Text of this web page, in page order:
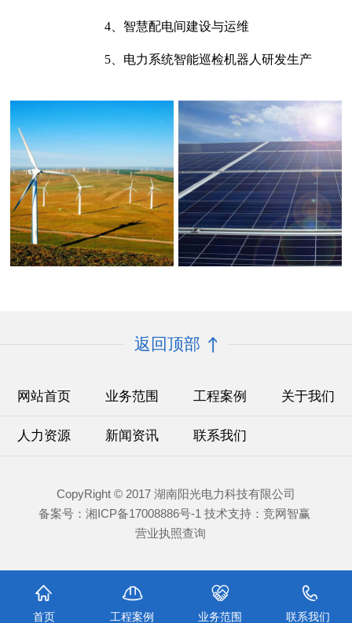
4、智慧配电间建设与运维
5、电力系统智能巡检机器人研发生产
返回顶部
网站首页 业务范围 工程案例 关于我们
人力资源 新闻资讯 联系我们
CopyRight © 2017 湖南阳光电力科技有限公司
备案号：湘ICP备17008886号-1 技术支持： 竞网智赢
营业执照查询
首页 工程案例 业务范围 联系我们